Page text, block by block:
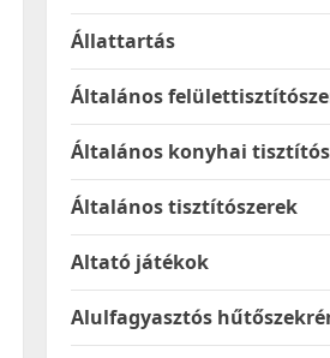
Állattartás
Általános
Általános konyhai
Általános tisztítószerek
Altató játékok
Alulfagyasztós